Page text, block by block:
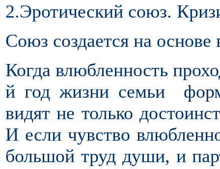
2.Эротический союз.
Союз создается на
Когда влюбленность
й год жизни семьи
видят не только
И если чувство
большой труд души, и